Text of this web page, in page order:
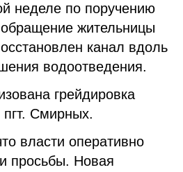
неделе по поручению
жительницы
канал вдоль
водоотведения.
грейдировка
пгт. Смирных.
власти оперативно
просьбы. Новая